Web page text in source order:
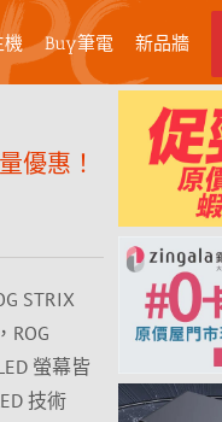
機 Buy筆電 新品牆
優惠！
STRIX
ROG
螢幕皆
技術